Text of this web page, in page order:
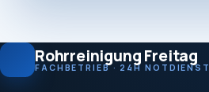
Rohrreinigung Freitag
FACHBETRIEB · 24H NOTDIENST